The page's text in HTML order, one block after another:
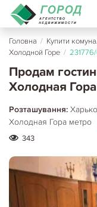
Головна / Купити
Холодной Горе /
Продам
Холодная
Розташування:
Холодная Гора метро
343